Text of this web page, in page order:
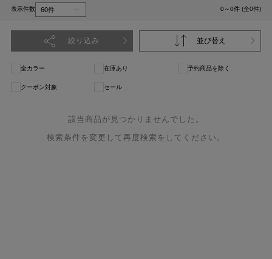
表示件数 0～0件 (全0件)
絞り込み 並び替え
全カラー 在庫あり 予約商品を除く
クーポン対象 セール
該当商品が見つかりませんでした。
検索条件を変更して再度検索をしてください。